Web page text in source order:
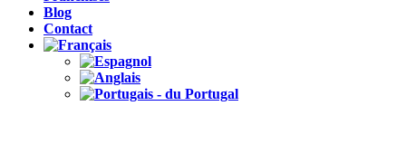
Blog
Contact